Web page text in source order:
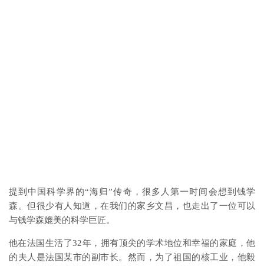
提到中国科学界的“海归”传奇，很多人第一时间会想到钱学
森。但很少有人知道，在我们的家乡文昌，也走出了一位可以
与钱学森媲美的科学巨匠。
他在法国生活了32年，拥有顶尖的学术地位和幸福的家庭，他
的夫人是法国某市的副市长。然而，为了祖国的核工业，他毅